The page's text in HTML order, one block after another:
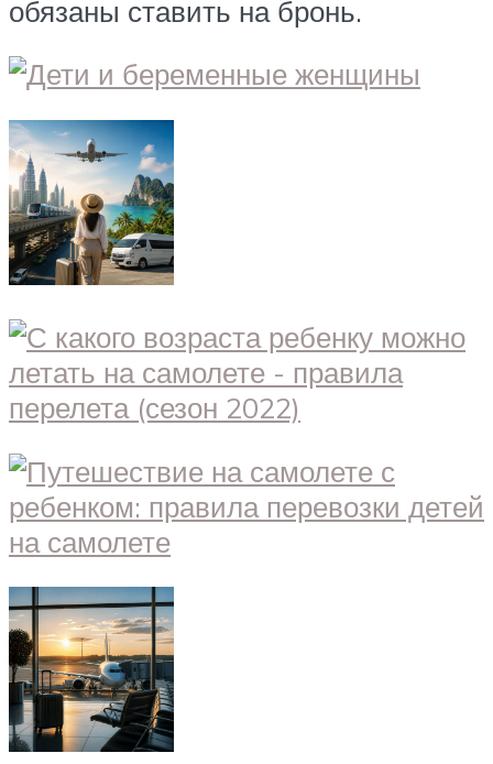
обязаны ставить на бронь.